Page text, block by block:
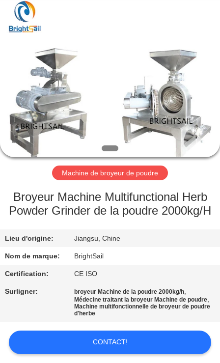
MAISON
PRODUITS
VIDÉOS
AU
SUJET
NOUS
DE
L'USINE
CONTRÔLE
CONTACTEZ-
Jiangyin
Brightsail
Machinery
Co.,Ltd..
Machine de broyeur de poudre
Broyeur Machine Multifunctional Herb
Powder Grinder de la poudre 2000kg/H
Lieu d'origine: Jiangsu, Chine
Nom de marque: BrightSail
Certification: CE ISO
Surligner: broyeur Machine de la poudre 2000kg/h,
Médecine traitant la broyeur Machine de poudre,
Machine multifonctionnelle de broyeur de poudre
d'herbe
CONTACT!